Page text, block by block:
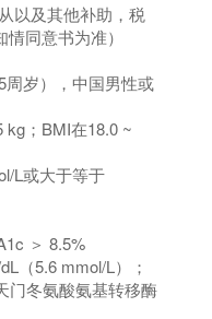
以及其他补助，税
同意书为准）
周岁），中国男性或
kg；BMI在18.0 ~
L或大于等于
＞ 8.5%
（5.6 mmol/L）；
门冬氨酸氨基转移酶